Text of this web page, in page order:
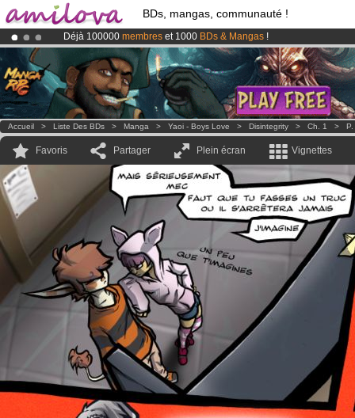
BDs, mangas, communauté !
Déjà 100000 membres et 1000 BDs & Mangas !
LeKickstarter Amilova est désormais lancé!.
Abonnement premium: à partir de
3.95 eurospar mois !Clique ici
Accueil > Liste Des BDs > Manga > Yaoi - Boys Love > Disintegrity > Ch. 1 > P.
Favoris Partager Plein écran Vignettes